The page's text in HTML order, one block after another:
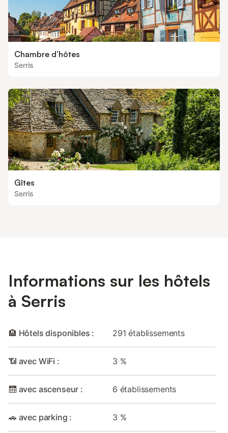
Chambre d’hôtes
Serris
Gîtes
Serris
Informations sur les hôtels
à Serris
🏨 Hôtels disponibles : 291 établissements
📶 avec WiFi : 3 %
🛗 avec ascenseur : 6 établissements
🚗 avec parking : 3 %